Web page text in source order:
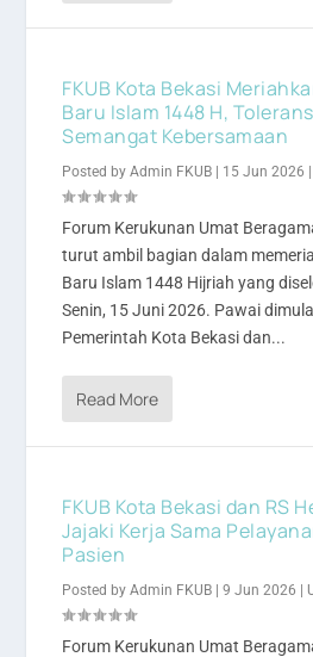
FKUB Kota Bekasi
Baru Islam 1448 H,
Semangat Kebersamaan
Posted byAdmin FKUB 15 Jun 2026
Forum Kerukunan Umat
turut ambil bagian dalam
Baru Islam 1448 Hijriah yang
Senin, 15 Juni 2026. Pawai
Pemerintah Kota Bekasi dan...
Read More
FKUB Kota Bekasi dan RS
Jajaki Kerja Sama
Pasien
Posted byAdmin FKUB |9 Jun 2026
Forum Kerukunan Umat